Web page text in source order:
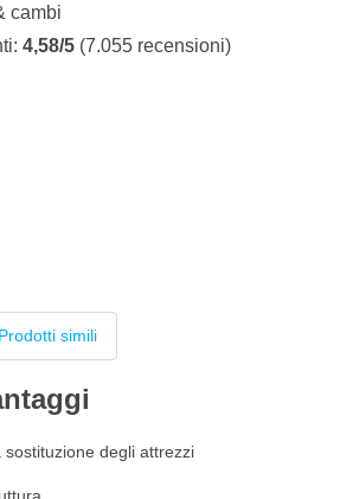
cambi
4,58/5 (7.055 recensioni)
Prodotti simili
degli attrezzi